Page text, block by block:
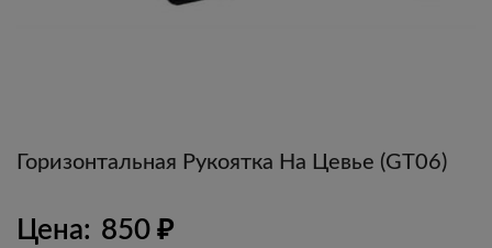
Горизонтальная Рукоятка На Цевье (GT06)
Цена: 850 ₽